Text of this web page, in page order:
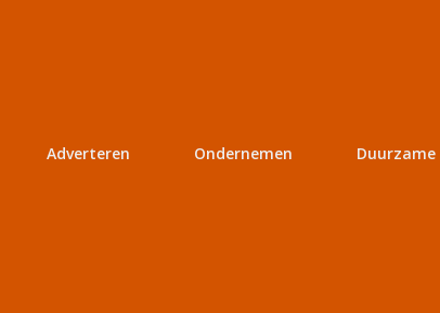
Adverteren Ondernemen Duurzame